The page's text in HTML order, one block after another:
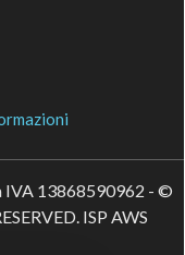
IVA 13868590962 - ©
ISP AWS